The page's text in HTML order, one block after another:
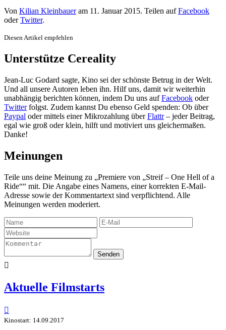
Von Kilian Kleinbaueram 11. Januar 2015. Teilen aufFacebook
oderTwitter.
Diesen Artikel empfehlen
Unterstütze Cereality
Jean-Luc Godard sagte, Kino sei der schönste Betrug in der Welt.
Und all unsere Autoren leben ihn. Hilf uns, damit wir weiterhin
unabhängig berichten können, indem Du uns aufFacebook oder
Twitterfolgst. Zudem kannst Du ebenso Geld spenden: Ob über
Paypal oder mittels einer Mikrozahlung überFlattr– jeder Beitrag,
egal wie groß oder klein, hilft und motiviert uns gleichermaßen.
Danke!
Meinungen
Teile uns deine Meinung zu „Premiere von „Streif – One Hell of a
Ride““ mit. Die Angabe eines Namens, einer korrekten E-Mail-
Adresse sowie der Kommentartext sind verpflichtend. Alle
Meinungen werden moderiert.
Senden

Aktuelle Filmstarts

Kinostart: 14.09.2017